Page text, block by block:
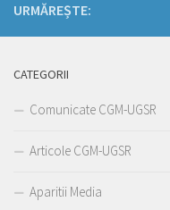
URMĂREȘTE:
CATEGORII
Comunicate CGM-UGSR
Articole CGM-UGSR
Aparitii Media